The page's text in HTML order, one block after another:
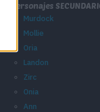
Personajes
Murdock
Mollie
Oria
Landon
Zirc
Onia
Ann